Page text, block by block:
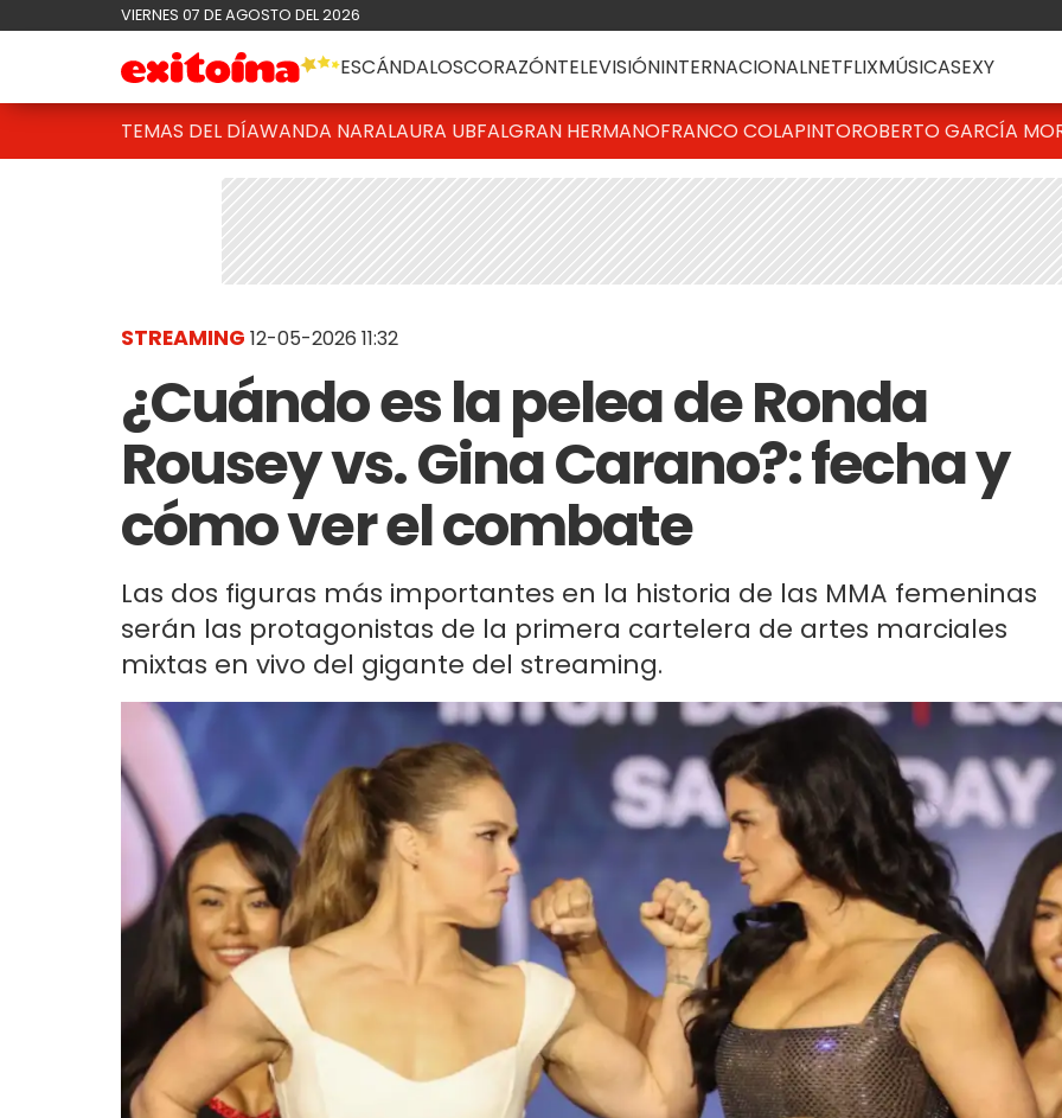
VIERNES 07 DE AGOSTO DEL 2026
ESCÁNDALOSCORAZÓNTELEVISIÓNINTERNACIONALNETFLIXMÚSICASEXY
TEMAS DEL DÍAWANDA NARALAURA UBFALGRAN HERMANOFRANCO COLAPINTOROBERTO GARCÍA
STREAMING 12-05-2026 11:32
¿Cuándo es la pelea de Ronda
Rousey vs. Gina Carano?: fecha y
cómo ver el combate
Las dos figuras más importantes en la historia de las MMA femeninas
serán las protagonistas de la primera cartelera de artes marciales
mixtas en vivo del gigante del streaming.